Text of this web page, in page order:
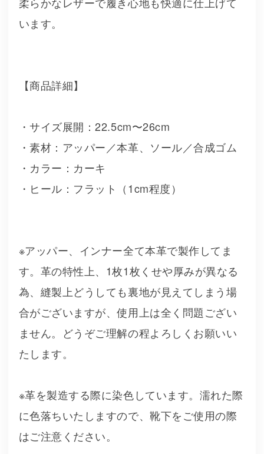
います。
【商品詳細】
・サイズ展開：22.5cm〜26cm
・素材：アッパー／本革、ソール／合成ゴム
・カラー：カーキ
・ヒール：フラット（1cm程度）
※アッパー、インナー全て本革で製作してま
す。革の特性上、1枚1枚くせや厚みが異なる
為、縫製上どうしても裏地が見えてしまう場
合がございますが、使用上は全く問題ござい
ません。どうぞご理解の程よろしくお願いい
たします。
※革を製造する際に染色しています。濡れた際
に色落ちいたしますので、靴下をご使用の際
はご注意ください。